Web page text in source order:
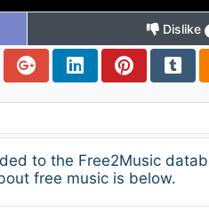
Dislike
to the Free2Music
free music is below.